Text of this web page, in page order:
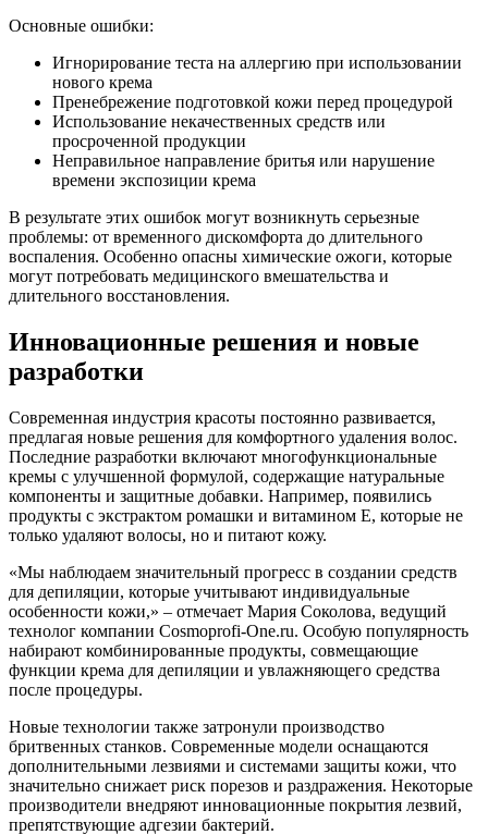
Основные ошибки:
Игнорирование теста на аллергию при использовании
нового крема
Пренебрежение подготовкой кожи перед процедурой
Использование некачественных средств или
просроченной продукции
Неправильное направление бритья или нарушение
времени экспозиции крема
В результате этих ошибок могут возникнуть серьезные
проблемы: от временного дискомфорта до длительного
воспаления. Особенно опасны химические ожоги, которые
могут потребовать медицинского вмешательства и
длительного восстановления.
Инновационные решения и новые
разработки
Современная индустрия красоты постоянно развивается,
предлагая новые решения для комфортного удаления волос.
Последние разработки включают многофункциональные
кремы с улучшенной формулой, содержащие натуральные
компоненты и защитные добавки. Например, появились
продукты с экстрактом ромашки и витамином Е, которые не
только удаляют волосы, но и питают кожу.
«Мы наблюдаем значительный прогресс в создании средств
для депиляции, которые учитывают индивидуальные
особенности кожи,» – отмечает Мария Соколова, ведущий
технолог компании Cosmoprofi-One.ru. Особую популярность
набирают комбинированные продукты, совмещающие
функции крема для депиляции и увлажняющего средства
после процедуры.
Новые технологии также затронули производство
бритвенных станков. Современные модели оснащаются
дополнительными лезвиями и системами защиты кожи, что
значительно снижает риск порезов и раздражения. Некоторые
производители внедряют инновационные покрытия лезвий,
препятствующие адгезии бактерий.